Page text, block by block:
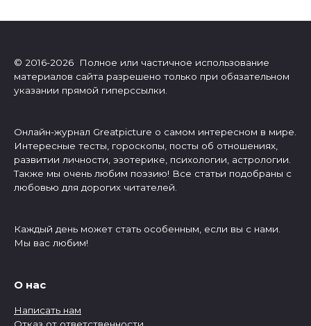
© 2016-2026 Полное или частичное использование
материалов сайта разрешено только при обязательном
указании прямой гиперссылки.
Онлайн-журнал Greatpicture о самом интересном в мире.
Интересные тесты, гороскопы, посты об отношениях,
развитии личности, эзотерике, психологии, астрологии.
Также мы очень любим поэзию! Все статьи подобраны с
любовью для дорогих читателей.
Каждый день может стать особенным, если вы с нами.
Мы вас любим!
О нас
Написать нам
Отказ от ответственности